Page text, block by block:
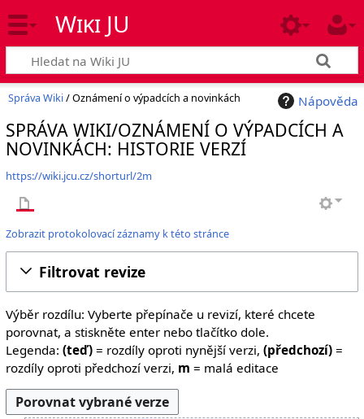
Wiki JU
Nápověda
Správa Wiki/ Oznámení o výpadcích a novinkách
SPRÁVA WIKI/OZNÁMENÍ O VÝPADCÍCH A
NOVINKÁCH: HISTORIE VERZÍ
https://wiki.jcu.cz/shorturl/2m
Zobrazit protokolovací záznamy k této stránce
Filtrovat revize
Výběr rozdílu: Vyberte přepínače u revizí, které chcete
porovnat, a stiskněte enter nebo tlačítko dole.
Legenda: (teď)= rozdíly oproti nynější verzi, (předchozí)=
rozdíly oproti předchozí verzi, m = malá editace